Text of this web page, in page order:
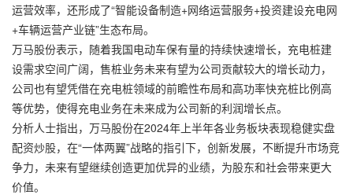
运营效率，还形成了“智能设备制造+网络运营服务+投资建设充电网
+车辆运营产业链”生态布局。
万马股份表示，随着我国电动车保有量的持续快速增长，充电桩建
设需求空间广阔，售桩业务未来有望为公司贡献较大的增长动力，
公司也有望凭借在充电桩领域的前瞻性布局和高功率快充桩比例高
等优势，使得充电业务在未来成为公司新的利润增长点。
分析人士指出，万马股份在2024年上半年各业务板块表现稳健实盘
配资炒股，在“一体两翼”战略的指引下，创新发展，不断提升市场竞
争力，未来有望继续创造更加优异的业绩，为股东和社会带来更大
价值。